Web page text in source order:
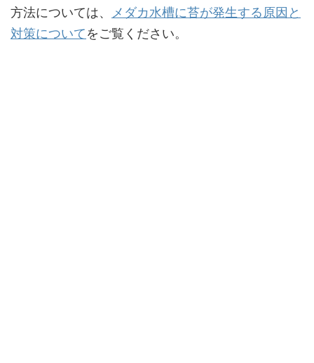
方法については、 メダカ水槽に苔が発生する原因と
対策についてをご覧ください。